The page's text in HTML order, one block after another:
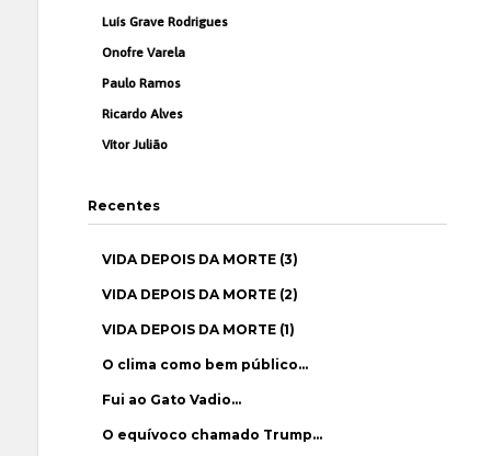
Luís Grave Rodrigues
Onofre Varela
Paulo Ramos
Ricardo Alves
Vítor Julião
Recentes
VIDA DEPOIS DA MORTE (3)
VIDA DEPOIS DA MORTE (2)
VIDA DEPOIS DA MORTE (1)
O clima como bem público…
Fui ao Gato Vadio…
O equívoco chamado Trump…